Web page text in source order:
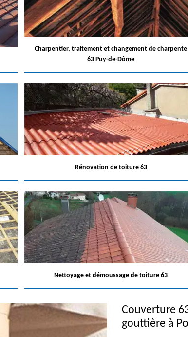
Charpentier, traitement et changement de charpente
63 Puy-de-Dôme
Rénovation de toiture 63
Nettoyage et démoussage de toiture 63
Couverture
gouttière à